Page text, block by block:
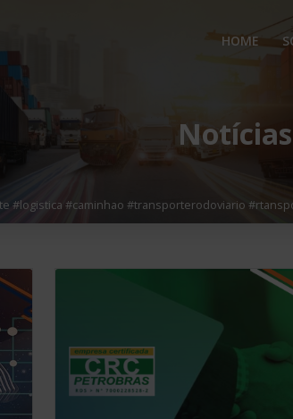
HOME
Notícias
#logistica #caminhao #transporterodoviario